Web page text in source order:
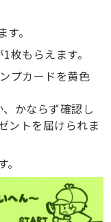
。
枚もらえます。
プカードを黄色
かならず確認し
ントを届けられま